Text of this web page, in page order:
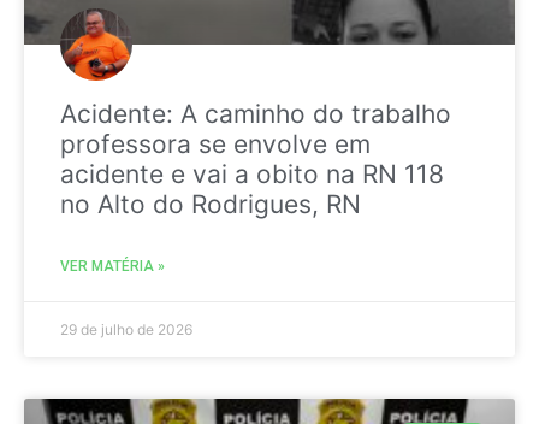
Acidente: A caminho do trabalho
professora se envolve em
acidente e vai a obito na RN 118
no Alto do Rodrigues, RN
VER MATÉRIA »
29 de julho de 2026